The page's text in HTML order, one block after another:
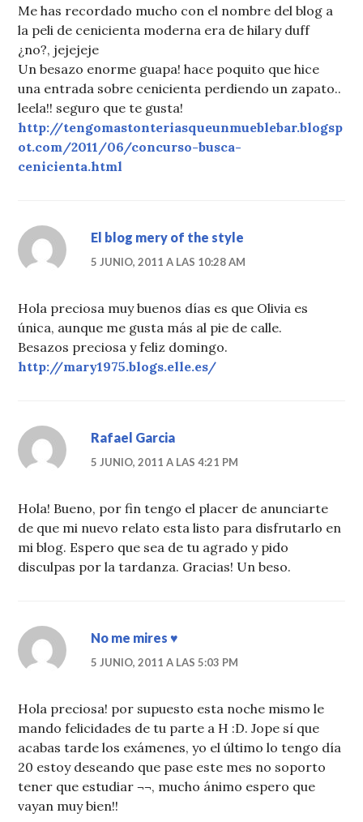
Me has recordado mucho con el nombre del blog a
la peli de cenicienta moderna era de hilary duff
¿no?, jejejeje
Un besazo enorme guapa! hace poquito que hice
una entrada sobre cenicienta perdiendo un zapato..
leela!! seguro que te gusta!
http://tengomastonteriasqueunmueblebar.blogsp
ot.com/2011/06/concurso-busca-
cenicienta.html
El blog mery of the style
5 JUNIO, 2011 A LAS 10:28 AM
Hola preciosa muy buenos días es que Olivia es
única, aunque me gusta más al pie de calle.
Besazos preciosa y feliz domingo.
http://mary1975.blogs.elle.es/
Rafael Garcia
5 JUNIO, 2011 A LAS 4:21 PM
Hola! Bueno, por fin tengo el placer de anunciarte
de que mi nuevo relato esta listo para disfrutarlo en
mi blog. Espero que sea de tu agrado y pido
disculpas por la tardanza. Gracias! Un beso.
No me mires ♥
5 JUNIO, 2011 A LAS 5:03 PM
Hola preciosa! por supuesto esta noche mismo le
mando felicidades de tu parte a H :D. Jope sí que
acabas tarde los exámenes, yo el último lo tengo día
20 estoy deseando que pase este mes no soporto
tener que estudiar ¬¬, mucho ánimo espero que
vayan muy bien!!